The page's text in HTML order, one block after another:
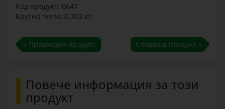
Код продукт: 0647
Брутно тегло: 0.302 кг
« Предходен продукт Следващ продукт »
Повече информация за този
продукт